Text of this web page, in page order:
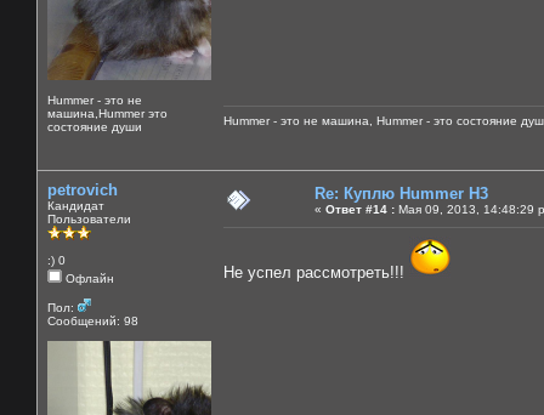
Hummer - это не
машина,Hummer это
состояние души
Hummer - это не машина, Hummer - это состояние
petrovich
Кандидат
Пользователи
:) 0
Офлайн
Пол:
Сообщений: 98
Re: Куплю Hummer H3
« Ответ #14 : Мая 09, 2013, 14:48:29
Не успел рассмотреть!!!